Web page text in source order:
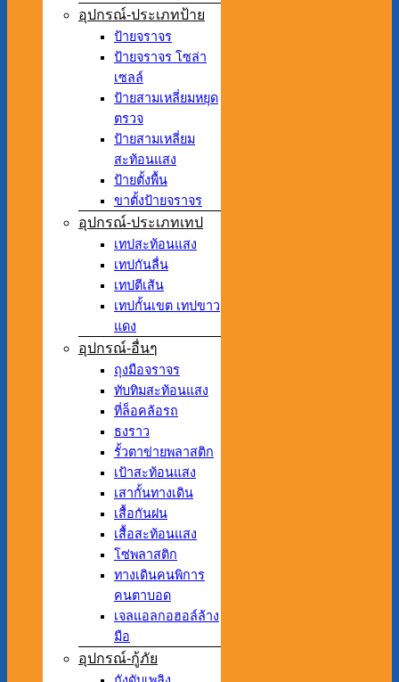
อุปกรณ์-ประเภทป้าย
ป้ายจราจร
ป้ายจราจร โซล่า
เซลล์
ป้ายสามเหลี่ยมหยุด
ตรวจ
ป้ายสามเหลี่ยม
สะท้อนแสง
ป้ายตั้งพื้น
ขาตั้งป้ายจราจร
อุปกรณ์-ประเภทเทป
เทปสะท้อนแสง
เทปกันลื่น
เทปตีเส้น
เทปกั้นเขต เทปขาว
แดง
อุปกรณ์-อื่นๆ
ถุงมือจราจร
ทับทิมสะท้อนแสง
ที่ล็อคล้อรถ
ธงราว
รั้วตาข่ายพลาสติก
เป้าสะท้อนแสง
เสากั้นทางเดิน
เสื้อกันฝน
เสื้อสะท้อนแสง
โซ่พลาสติก
ทางเดินคนพิการ
คนตาบอด
เจลแอลกอฮอล์ล้าง
มือ
อุปกรณ์-กู้ภัย